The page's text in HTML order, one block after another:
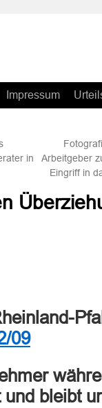
Impressum
in
Arbeitgeber
Eingriff in
09
bleibt